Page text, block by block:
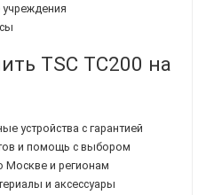
TSC TC200 на
устройства с гарантией
и помощь с выбором
Москве и регионам
и аксессуары